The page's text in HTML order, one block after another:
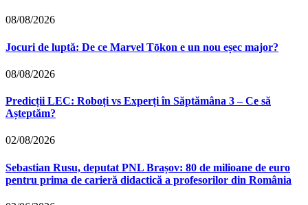
08/08/2026
Jocuri de luptă: De ce Marvel Tōkon e un nou eșec major?
08/08/2026
Predicții LEC: Roboți vs Experți în Săptămâna 3 – Ce să
Așteptăm?
02/08/2026
Sebastian Rusu, deputat PNL Brașov: 80 de milioane de euro
pentru prima de carieră didactică a profesorilor din România